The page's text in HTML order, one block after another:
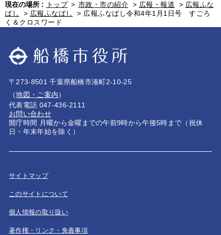
現在の場所 : トップ > 市政・市の紹介 > 広報・報道 > 広報ふな
ばし
> 広報ふなばし > 広報ふなばし令和4年1月1日号 すごろ
く＆クロスワード
〒273-8501 千葉県船橋市湊町2-10-25
（地図・ご案内）
代表電話 047-436-2111
お問い合わせ
開庁時間 月曜から金曜までの午前9時から午後5時まで（祝休
日・年末年始を除く）
サイトマップ
このサイトについて
個人情報の取り扱い
著作権・リンク・免責事項